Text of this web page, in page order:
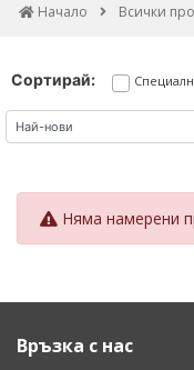
Начало Всички
Сортирай:
Няма намерени
Връзка с нас